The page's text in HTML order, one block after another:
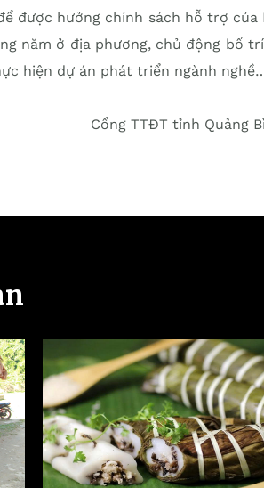
được hưởng chính sách hỗ trợ của
năm ở địa phương, chủ động bố
hiện dự án phát triển ngành
Cổng TTĐT tỉnh Quảng